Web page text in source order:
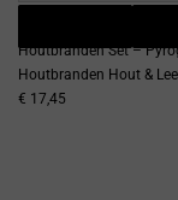
Houtbranden Set –
Houtbranden Hout &
€ 17,45